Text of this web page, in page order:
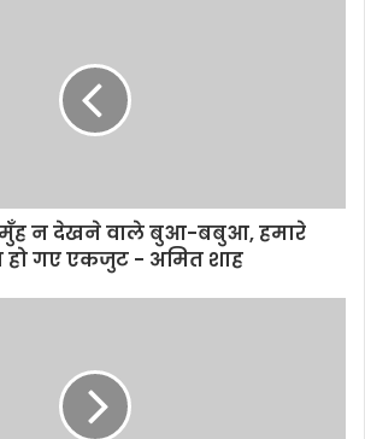
न देखने वाले बुआ-बबुआ, हमारे
हो गए एकजुट - अमित शाह